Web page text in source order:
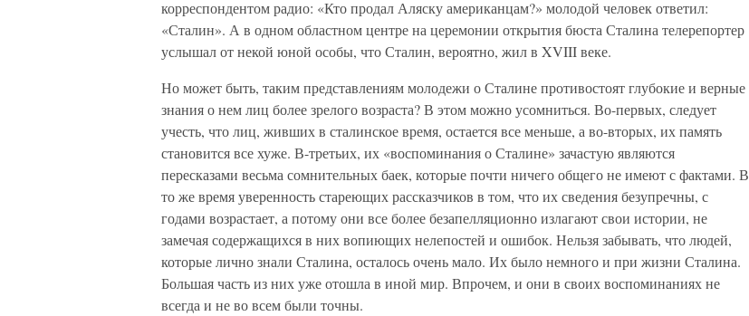
корреспондентом радио: «Кто продал Аляску американцам?» молодой человек ответил:
«Сталин». А в одном областном центре на церемонии открытия бюста Сталина телерепортер
услышал от некой юной особы, что Сталин, вероятно, жил в XVIII веке.
Но может быть, таким представлениям молодежи о Сталине противостоят глубокие и верные
знания о нем лиц более зрелого возраста? В этом можно усомниться. Во-первых, следует
учесть, что лиц, живших в сталинское время, остается все меньше, а во-вторых, их память
становится все хуже. В-третьих, их «воспоминания о Сталине» зачастую являются
пересказами весьма сомнительных баек, которые почти ничего общего не имеют с фактами. В
то же время уверенность стареющих рассказчиков в том, что их сведения безупречны, с
годами возрастает, а потому они все более безапелляционно излагают свои истории, не
замечая содержащихся в них вопиющих нелепостей и ошибок. Нельзя забывать, что людей,
которые лично знали Сталина, осталось очень мало. Их было немного и при жизни Сталина.
Большая часть из них уже отошла в иной мир. Впрочем, и они в своих воспоминаниях не
всегда и не во всем были точны.